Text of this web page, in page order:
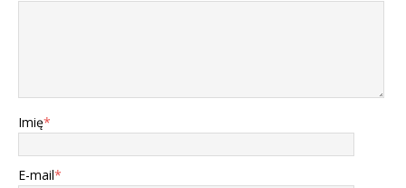
Imię*
E-mail*